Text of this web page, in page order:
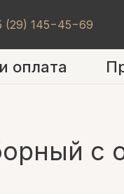
(29) 145−45−69
оплата
с